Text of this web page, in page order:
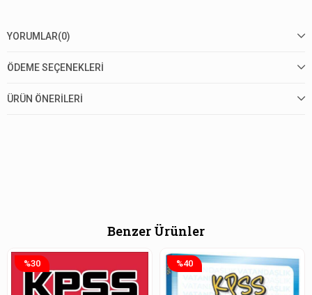
YORUMLAR(0)
ÖDEME SEÇENEKLERI
ÜRÜN ÖNERILERI
Benzer Ürünler
%30 %40